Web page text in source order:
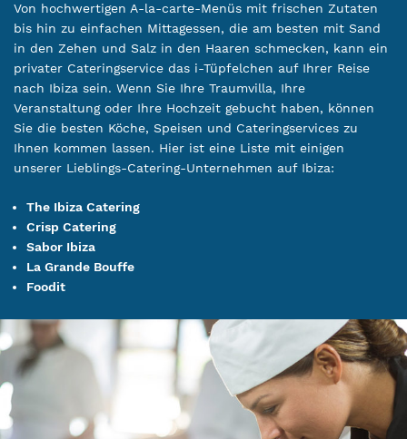
Von hochwertigen A-la-carte-Menüs mit frischen Zutaten
bis hin zu einfachen Mittagessen, die am besten mit Sand
in den Zehen und Salz in den Haaren schmecken, kann ein
privater Cateringservice das i-Tüpfelchen auf Ihrer Reise
nach Ibiza sein. Wenn Sie Ihre Traumvilla, Ihre
Veranstaltung oder Ihre Hochzeit gebucht haben, können
Sie die besten Köche, Speisen und Cateringservices zu
Ihnen kommen lassen. Hier ist eine Liste mit einigen
unserer Lieblings-Catering-Unternehmen auf Ibiza:
The Ibiza Catering
Crisp Catering
Sabor Ibiza
La Grande Bouffe
Foodit